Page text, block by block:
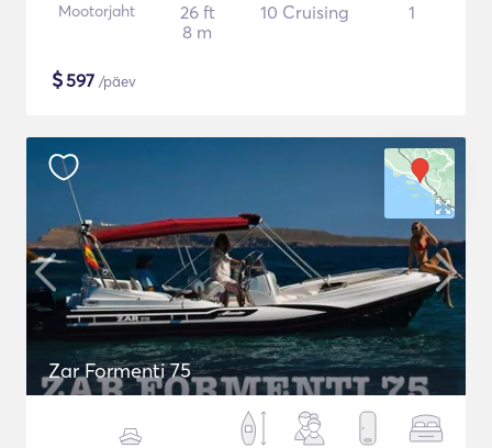
Mootorjaht
26 ft
8 m
10 Cruising 1
$597 /päev
Zar Formenti 75